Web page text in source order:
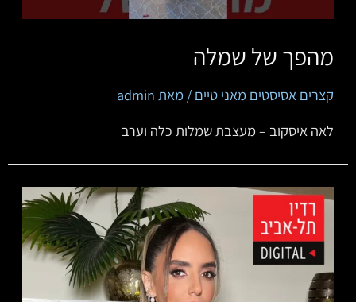
מהפך של שמלה
קצרים אסיסטים מאני טיים / מאת admin
לאה איסקוב – ‏מעצבת שמלות כלה וערב